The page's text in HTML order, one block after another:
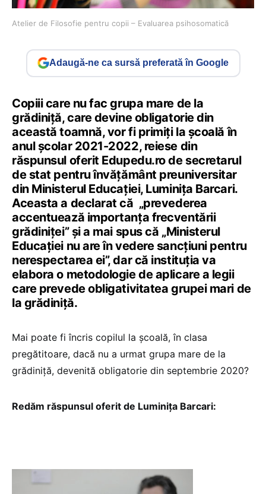
Atelier de Filosofie pentru copii – Evaluarea psihosomatică
Adaugă-ne ca sursă preferată în Google
Copiii care nu fac grupa mare de la
grădiniță, care devine obligatorie din
această toamnă, vor fi primiți la școală în
anul școlar 2021-2022, reiese din
răspunsul oferit Edupedu.ro de secretarul
de stat pentru învățământ preuniversitar
din Ministerul Educației, Luminița Barcari.
Aceasta a declarat că „prevederea
accentuează importanța frecventării
grădiniței” și a mai spus că „Ministerul
Educației nu are în vedere sancțiuni pentru
nerespectarea ei”, dar că instituția va
elabora o metodologie de aplicare a legii
care prevede obligativitatea grupei mari de
la grădiniță.
Mai poate fi încris copilul la școală, în clasa
pregătitoare, dacă nu a urmat grupa mare de la
grădiniță, devenită obligatorie din septembrie 2020?
Redăm răspunsul oferit de Luminița Barcari: